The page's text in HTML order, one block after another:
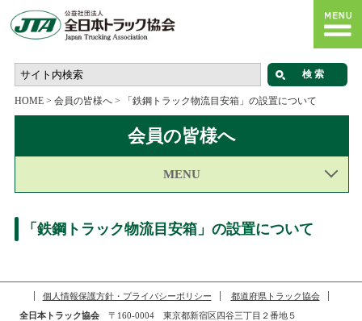
HOME> 会員の皆様へ> 「鉄鋼トラック物流目安箱」の設置について
会員の皆様へ
MENU
「鉄鋼トラック物流目安箱」の設置について
個人情報保護方針・プライバシーポリシー
都道府県トラック協会
全日本トラック協会〒160-0004 東京都新宿区四谷三丁目２番地５